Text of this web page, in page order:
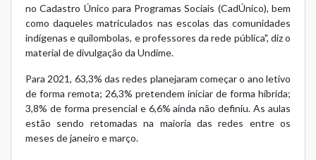
no Cadastro Único para Programas Sociais (CadÚnico), bem
como daqueles matriculados nas escolas das comunidades
indígenas e quilombolas, e professores da rede pública", diz o
material de divulgação da Undime.
Para 2021, 63,3% das redes planejaram começar o ano letivo
de forma remota; 26,3% pretendem iniciar de forma híbrida;
3,8% de forma presencial e 6,6% ainda não definiu. As aulas
estão sendo retomadas na maioria das redes entre os
meses de janeiro e março.